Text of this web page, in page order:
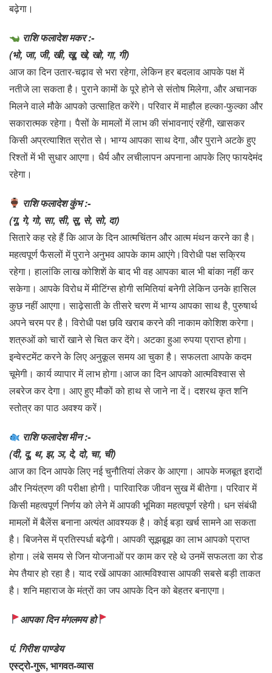
बढ़ेगा।
राशि फलादेश मकर :-
(भो, जा, जी, खी, खू, खे, खो, गा, गी)
आज का दिन उतार-चढ़ाव से भरा रहेगा, लेकिन हर बदलाव आपके पक्ष में
नतीजे ला सकता है। पुराने कामों के पूरे होने से संतोष मिलेगा, और अचानक
मिलने वाले मौके आपको उत्साहित करेंगे। परिवार में माहौल हल्का-फुल्का और
सकारात्मक रहेगा। पैसों के मामलों में लाभ की संभावनाएं रहेंगी, खासकर
किसी अप्रत्याशित स्रोत से। भाग्य आपका साथ देगा, और पुराने अटके हुए
रिश्तों में भी सुधार आएगा। धैर्य और लचीलापन अपनाना आपके लिए फायदेमंद
रहेगा।
राशि फलादेश कुंभ :-
(गू, गे, गो, सा, सी, सू, से, सो, दा)
सितारे कह रहे हैं कि आज के दिन आत्मचिंतन और आत्म मंथन करने का है।
महत्वपूर्ण फैसलों में पुराने अनुभव आपके काम आएंगे।विरोधी पक्ष सक्रिय
रहेगा। हालांकि लाख कोशिशें के बाद भी वह आपका बाल भी बांका नहीं कर
सकेगा। आपके विरोध में मीटिंग्स होगी समितियां बनेगी लेकिन उनके हासिल
कुछ नहीं आएगा। साढ़ेसाती के तीसरे चरण में भाग्य आपका साथ है, पुरुषार्थ
अपने चरम पर है। विरोधी पक्ष छवि खराब करने की नाकाम कोशिश करेगा।
शत्रुओं को चारों खाने से चित कर देंगे। अटका हुआ रुपया प्राप्त होगा।
इन्वेस्टमेंट करने के लिए अनुकूल समय आ चुका है। सफलता आपके कदम
चूमेगी। कार्य व्यापार में लाभ होगा।आज का दिन आपको आत्मविश्वास से
लबरेज कर देगा। आए हुए मौकों को हाथ से जाने ना दें। दशरथ कृत शनि
स्तोत्र का पाठ अवश्य करें।
राशि फलादेश मीन :-
(दी, दू, थ, झ, ञ, दे, दो, चा, ची)
आज का दिन आपके लिए नई चुनौतियां लेकर के आएगा। आपके मजबूत इरादों
और नियंत्रण की परीक्षा होगी। पारिवारिक जीवन सुख में बीतेगा। परिवार में
किसी महत्वपूर्ण निर्णय को लेने में आपकी भूमिका महत्वपूर्ण रहेगी। धन संबंधी
मामलों में बैलेंस बनाना अत्यंत आवश्यक है। कोई बड़ा खर्च सामने आ सकता
है। बिजनेस में प्रतिस्पर्धा बढ़ेगी। आपकी सूझबूझ का लाभ आपको प्राप्त
होगा। लंबे समय से जिन योजनाओं पर काम कर रहे थे उनमें सफलता का रोड
मेप तैयार हो रहा है। याद रखें आपका आत्मविश्वास आपकी सबसे बड़ी ताकत
है। शनि महाराज के मंत्रों का जप आपके दिन को बेहतर बनाएगा।
आपका दिन मंगलमय हो
पं. गिरीश पाण्डेय
एस्ट्रो-गुरू, भागवत-व्यास